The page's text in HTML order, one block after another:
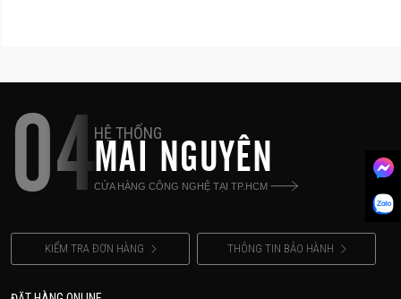
04HỆ THỐNG
MAI NGUYÊN
CỬA HÀNG CÔNG NGHỆ TẠI TP.HCM
KIỂM TRA ĐƠN HÀNG THÔNG TIN BẢO HÀNH